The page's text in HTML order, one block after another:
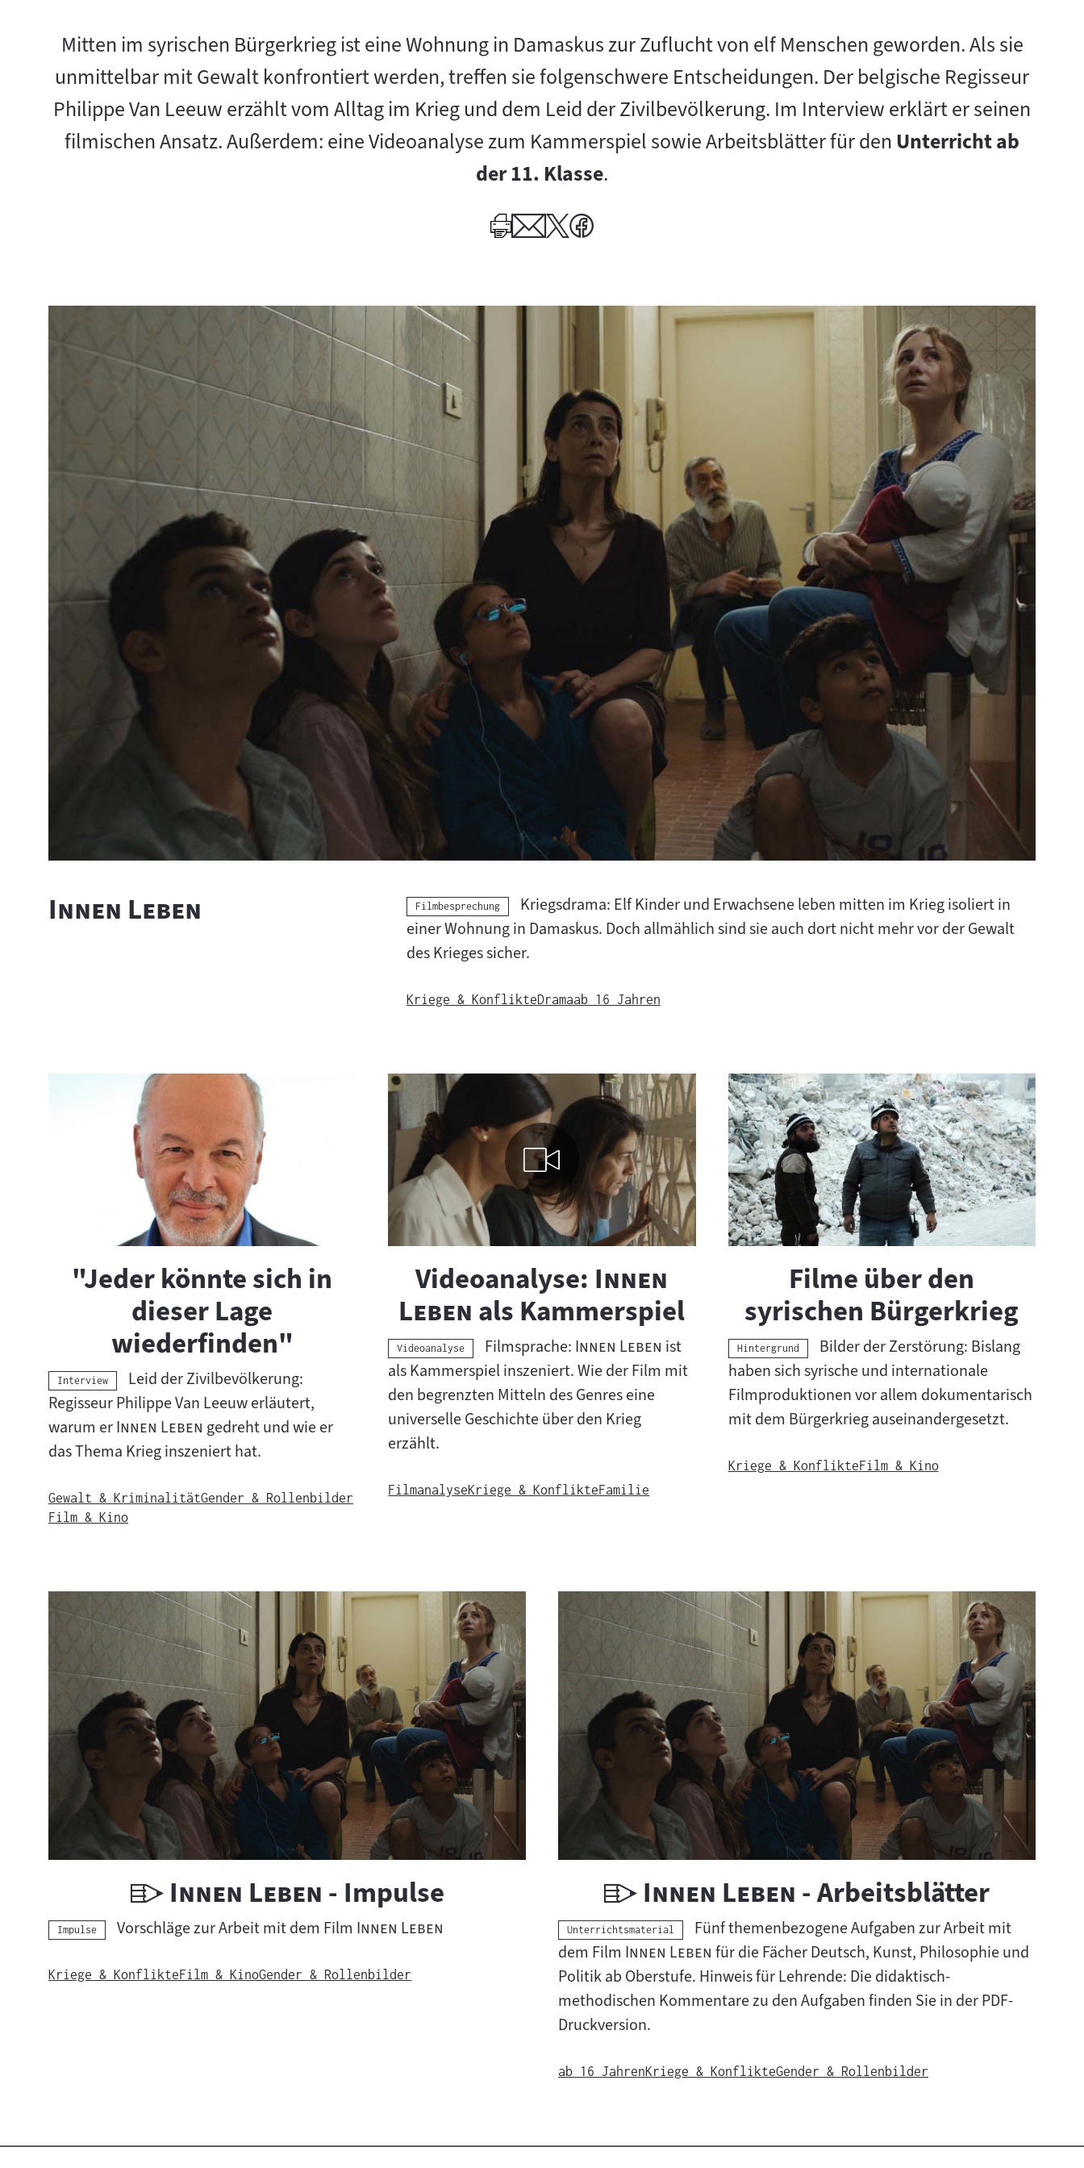
Mitten im syrischen Bürgerkrieg ist eine Wohnung in Damaskus zur Zuflucht von elf Menschen geworden. Als sie
unmittelbar mit Gewalt konfrontiert werden, treffen sie folgenschwere Entscheidungen. Der belgische Regisseur
Philippe Van Leeuw erzählt vom Alltag im Krieg und dem Leid der Zivilbevölkerung. Im Interview erklärt er seinen
filmischen Ansatz. Außerdem: eine Videoanalyse zum Kammerspiel sowie Arbeitsblätter für den Unterricht ab
der 11. Klasse.
"
Innen Leben Kategorie:
Filmbesprechung
Kriegsdrama: Elf Kinder und Erwachsene leben mitten im Krieg isoliert in
einer Wohnung in Damaskus. Doch allmählich sind sie auch dort nicht mehr vor der Gewalt
des Krieges sicher.
Kriege & KonflikteDramaab 16 Jahren
"Jeder könnte sich in
dieser Lage
wiederfinden"
Kategorie:
Interview
Leid der Zivilbevölkerung:
Regisseur Philippe Van Leeuw erläutert,
warum er"
Innen Leben "gedreht und wie er
das Thema Krieg inszeniert hat.
Gewalt & KriminalitätGender & Rollenbilder
Film & Kino
Inhalte
abspielen
Videoanalyse: "
Innen
Leben "
als Kammerspiel
Kategorie:
Videoanalyse Filmsprache: "
Innen Leben "ist
als Kammerspiel inszeniert. Wie der Film mit
den begrenzten Mitteln des Genres eine
universelle Geschichte über den Krieg
erzählt.
FilmanalyseKriege & KonflikteFamilie
Filme über den
syrischen Bürgerkrieg
Kategorie:
Hintergrund
Bilder der Zerstörung: Bislang
haben sich syrische und internationale
Filmproduktionen vor allem dokumentarisch
mit dem Bürgerkrieg auseinandergesetzt.
Kriege & KonflikteFilm & Kino
U
n
e
h
"
Innen Leben "
- Impulse
Kategorie:
Impulse Vorschläge zur Arbeit mit dem Film "
Innen Leben
Kriege & KonflikteFilm & KinoGender & Rollenbilder
U
n
t
e
r
i
h
"
Innen Leben "
- Arbeitsblätter
Kategorie:
Unterrichtsmaterial
Fünf themenbezogene Aufgaben zur Arbeit mit
dem Film "
Innen Leben "für die Fächer Deutsch, Kunst, Philosophie und
Politik ab Oberstufe. Hinweis für Lehrende: Die didaktisch-
methodischen Kommentare zu den Aufgaben finden Sie in der PDF-
Druckversion.
ab 16 JahrenKriege & KonflikteGender & Rollenbilder